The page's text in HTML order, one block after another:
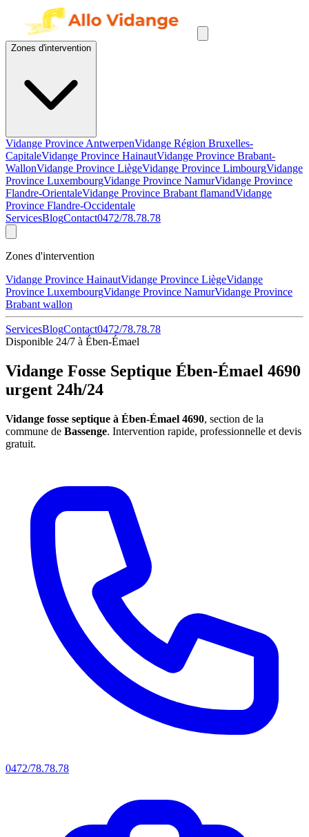
Zones d'intervention
Vidange Province AntwerpenVidange Région Bruxelles-
CapitaleVidange Province HainautVidange Province Brabant-
WallonVidange Province LiègeVidange Province LimbourgVidange
Province LuxembourgVidange Province NamurVidange Province
Flandre-OrientaleVidange Province Brabant flamandVidange
Province Flandre-Occidentale
ServicesBlogContact0472/78.78.78
Zones d'intervention
Vidange Province HainautVidange Province LiègeVidange
Province LuxembourgVidange Province NamurVidange Province
Brabant wallon
ServicesBlogContact0472/78.78.78
Disponible 24/7 à Ében-Émael
Vidange Fosse Septique Ében-Émael 4690
urgent 24h/24
Vidange fosse septique à Ében-Émael 4690, section de la
commune de Bassenge. Intervention rapide, professionnelle et devis
gratuit.
0472/78.78.78